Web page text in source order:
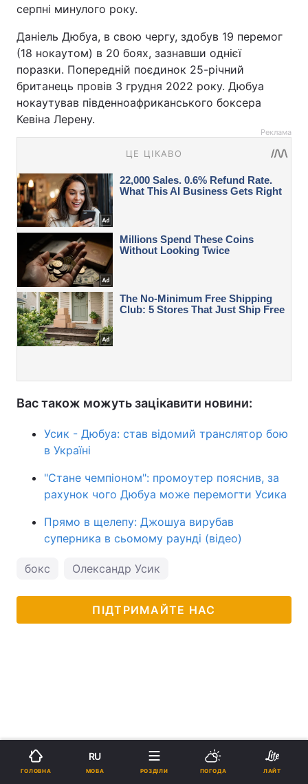
серпні минулого року.
Даніель Дюбуа, в свою чергу, здобув 19 перемог
(18 нокаутом) в 20 боях, зазнавши однієї
поразки. Попередній поєдинок 25-річний
британець провів 3 грудня 2022 року. Дюбуа
нокаутував південноафриканського боксера
Кевіна Лерену.
Реклама
Вас також можуть зацікавити новини:
Усик - Дюбуа: став відомий транслятор бою
в Україні
"Стане чемпіоном": промоутер пояснив, за
рахунок чого Дюбуа може перемогти Усика
Прямо в щелепу: Джошуа вирубав
суперника в сьомому раунді (відео)
бокс Олександр Усик
ПІДТРИМАЙТЕ НАС
ГОЛОВНА
RU
МОВА РОЗДІЛИ ПОГОДА ЛАЙТ